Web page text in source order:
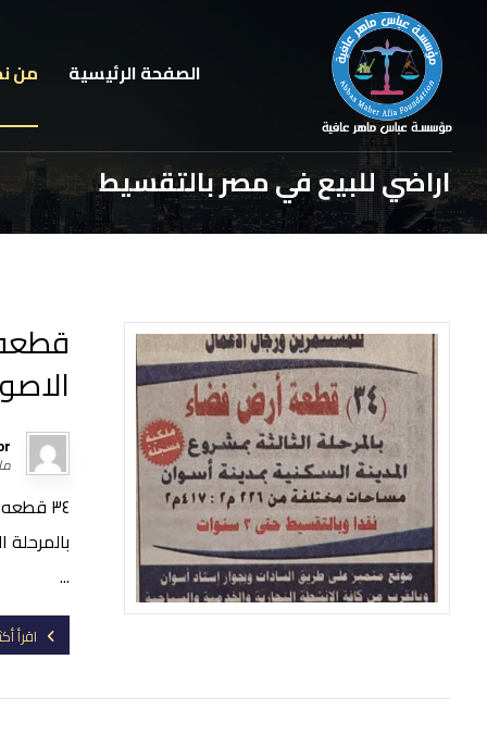
الصفحة الرئيسية من
اراضي للبيع في مصر بالتقسيط
الاصول
٣٤
...
اقرأ